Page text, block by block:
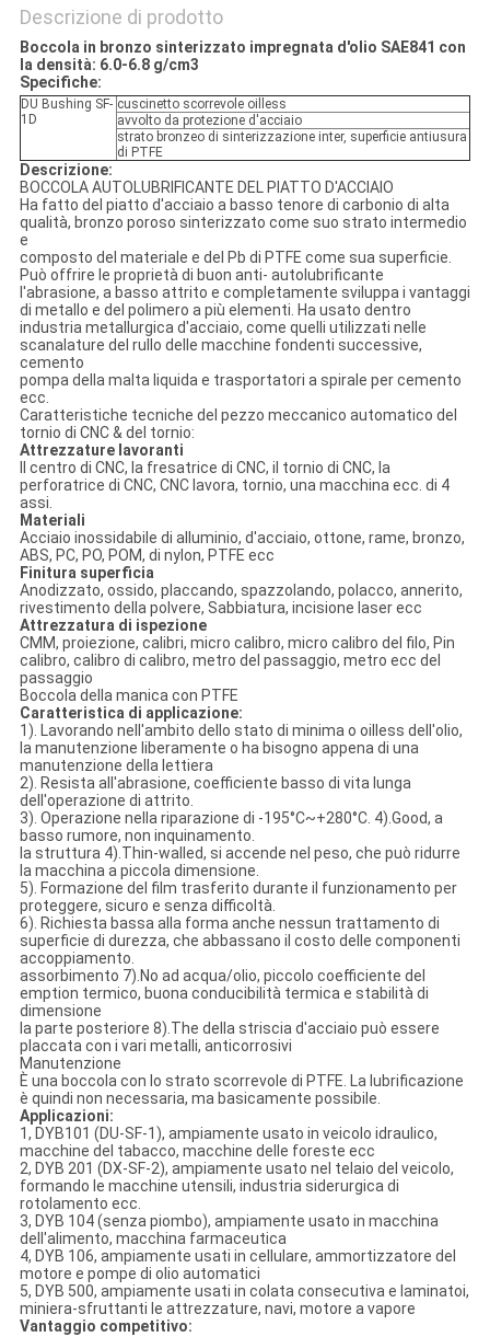
Descrizione di prodotto
Boccola in bronzo sinterizzato impregnata d'olio SAE841 con
la densità: 6.0-6.8 g/cm3
Specifiche:
DU Bushing SF-
1D
cuscinetto scorrevole oilless
avvolto da protezione d'acciaio
strato bronzeo di sinterizzazione inter, superficie antiusura
di PTFE
Descrizione:
BOCCOLA AUTOLUBRIFICANTE DEL PIATTO D'ACCIAIO
Ha fatto del piatto d'acciaio a basso tenore di carbonio di alta
qualità, bronzo poroso sinterizzato come suo strato intermedio
e
composto del materiale e del Pb di PTFE come sua superficie.
Può offrire le proprietà di buon anti- autolubrificante
l'abrasione, a basso attrito e completamente sviluppa i vantaggi
di metallo e del polimero a più elementi. Ha usato dentro
industria metallurgica d'acciaio, come quelli utilizzati nelle
scanalature del rullo delle macchine fondenti successive,
cemento
pompa della malta liquida e trasportatori a spirale per cemento
ecc.
Caratteristiche tecniche del pezzo meccanico automatico del
tornio di CNC & del tornio:
Attrezzature lavoranti
Il centro di CNC, la fresatrice di CNC, il tornio di CNC, la
perforatrice di CNC, CNC lavora, tornio, una macchina ecc. di 4
assi.
Materiali
Acciaio inossidabile di alluminio, d'acciaio, ottone, rame, bronzo,
ABS, PC, PO, POM, di nylon, PTFE ecc
Finitura superficia
Anodizzato, ossido, placcando, spazzolando, polacco, annerito,
rivestimento della polvere, Sabbiatura, incisione laser ecc
Attrezzatura di ispezione
CMM, proiezione, calibri, micro calibro, micro calibro del filo, Pin
calibro, calibro di calibro, metro del passaggio, metro ecc del
passaggio
Boccola della manica con PTFE
Caratteristica di applicazione:
1). Lavorando nell'ambito dello stato di minima o oilless dell'olio,
la manutenzione liberamente o ha bisogno appena di una
manutenzione della lettiera
2). Resista all'abrasione, coefficiente basso di vita lunga
dell'operazione di attrito.
3). Operazione nella riparazione di -195°C~+280°C. 4).Good, a
basso rumore, non inquinamento.
la struttura 4).Thin-walled, si accende nel peso, che può ridurre
la macchina a piccola dimensione.
5). Formazione del film trasferito durante il funzionamento per
proteggere, sicuro e senza difficoltà.
6). Richiesta bassa alla forma anche nessun trattamento di
superficie di durezza, che abbassano il costo delle componenti
accoppiamento.
assorbimento 7).No ad acqua/olio, piccolo coefficiente del
emption termico, buona conducibilità termica e stabilità di
dimensione
la parte posteriore 8).The della striscia d'acciaio può essere
placcata con i vari metalli, anticorrosivi
Manutenzione
È una boccola con lo strato scorrevole di PTFE. La lubrificazione
è quindi non necessaria, ma basicamente possibile.
Applicazioni:
1, DYB101 (DU-SF-1), ampiamente usato in veicolo idraulico,
macchine del tabacco, macchine delle foreste ecc
2, DYB 201 (DX-SF-2), ampiamente usato nel telaio del veicolo,
formando le macchine utensili, industria siderurgica di
rotolamento ecc.
3, DYB 104 (senza piombo), ampiamente usato in macchina
dell'alimento, macchina farmaceutica
4, DYB 106, ampiamente usati in cellulare, ammortizzatore del
motore e pompe di olio automatici
5, DYB 500, ampiamente usati in colata consecutiva e laminatoi,
miniera-sfruttanti le attrezzature, navi, motore a vapore
Vantaggio competitivo: